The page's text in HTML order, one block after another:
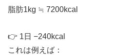
脂肪1kg ≒ 7200kcal
👉 1日 −240kcal
これは例えば：